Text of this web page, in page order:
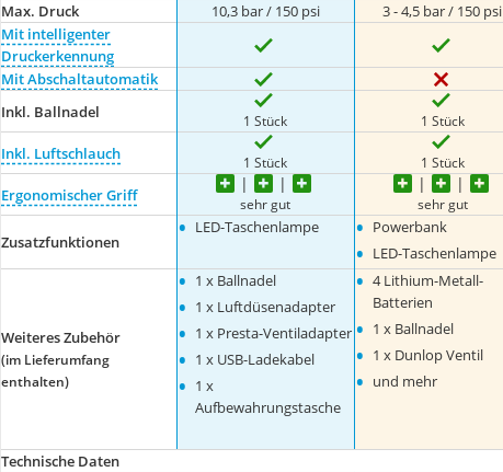
Max. Druck 10,3 bar / 150 psi 3 - 4,5 bar / 150 psi
Mit intelligenter
Druckerkennung
Mit Abschaltautomatik
Inkl. Ballnadel
1 Stück 1 Stück
Inkl. Luftschlauch 1 Stück 1 Stück
Ergonomischer Griff sehr gut sehr gut
Zusatzfunktionen • LED-Taschenlampe • Powerbank
• LED-Taschenlampe
Weiteres Zubehör
(im Lieferumfang
enthalten)
• 1 x Ballnadel
• 1 x Luftdüsenadapter
• 1 x Presta-Ventiladapter
• 1 x USB-Ladekabel
• 1 x
Aufbewahrungstasche
• 4 Lithium-Metall-
Batterien
• 1 x Ballnadel
• 1 x Dunlop Ventil
• und mehr
Technische Daten